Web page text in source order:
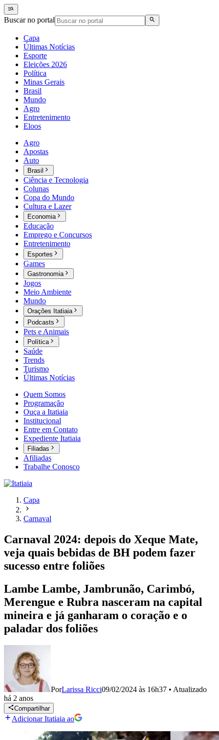
Buscar no portal
Capa
Últimas Notícias
Esporte
Eleições 2026
Política
Minas Gerais
Brasil
Mundo
Agro
Entretenimento
Eloos
Agro
Apostas
Auto
Brasil
Ciência e Tecnologia
Colunas
Copa do Mundo
Cultura e Lazer
Economia
Educação
Emprego e Concursos
Entretenimento
Esportes
Games
Gastronomia
Jogos
Meio Ambiente
Mundo
Orações Itatiaia
Podcasts
Pets e Animais
Política
Saúde
Trends
Turismo
Últimas Notícias
Quem Somos
Programação
Ouça a Itatiaia
Institucional
Entre em Contato
Expediente Itatiaia
Filiadas
Afiliadas
Trabalhe Conosco
Capa
Carnaval
Carnaval 2024: depois do Xeque Mate,
veja quais bebidas de BH podem fazer
sucesso entre foliões
Lambe Lambe, Jambrunão, Carimbó,
Merengue e Rubra nasceram na capital
mineira e já ganharam o coração e o
paladar dos foliões
PorLarissa Ricci09/02/2024 às 16h37 • Atualizado
há 2 anos
Compartilhar
Adicionar Itatiaia ao